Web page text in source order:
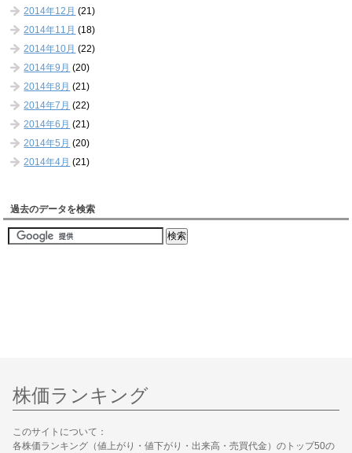
2014年12月 (21)
2014年11月 (18)
2014年10月 (22)
2014年9月 (20)
2014年8月 (21)
2014年7月 (22)
2014年6月 (21)
2014年5月 (20)
2014年4月 (21)
過去のデータを検索
株価ランキング
このサイトについて：
各株価ランキング（値上がり・値下がり・出来高・売買代金）のトップ50の